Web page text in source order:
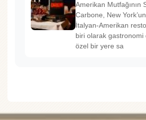
Amerikan Mutfağının
Carbone, New
İtalyan-Amerikan
biri olarak gastronomi
özel bir yere sa